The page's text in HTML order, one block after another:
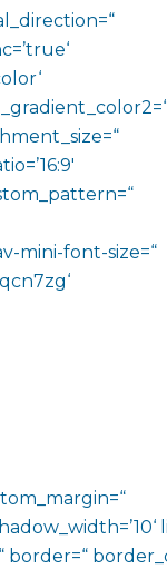
mini-font-size=“
border=“